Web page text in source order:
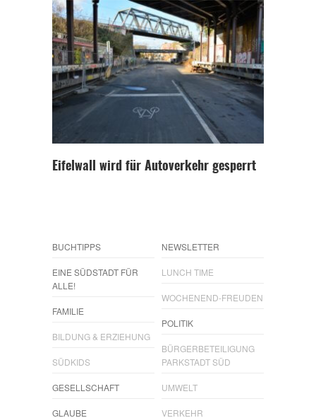
Eifelwall wird für Autoverkehr gesperrt
BUCHTIPPS
EINE SÜDSTADT FÜR
ALLE!
FAMILIE
BILDUNG & ERZIEHUNG
SÜDKIDS
GESELLSCHAFT
GLAUBE
NEWSLETTER
LUNCH TIME
WOCHENEND-FREUDEN
POLITIK
BÜRGERBETEILIGUNG
PARKSTADT SÜD
UMWELT
VERKEHR